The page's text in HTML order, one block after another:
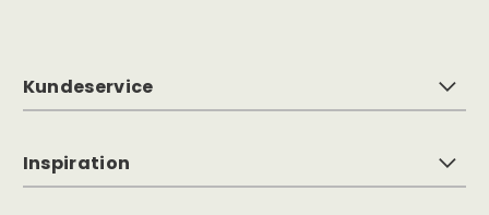
Kundeservice
Inspiration